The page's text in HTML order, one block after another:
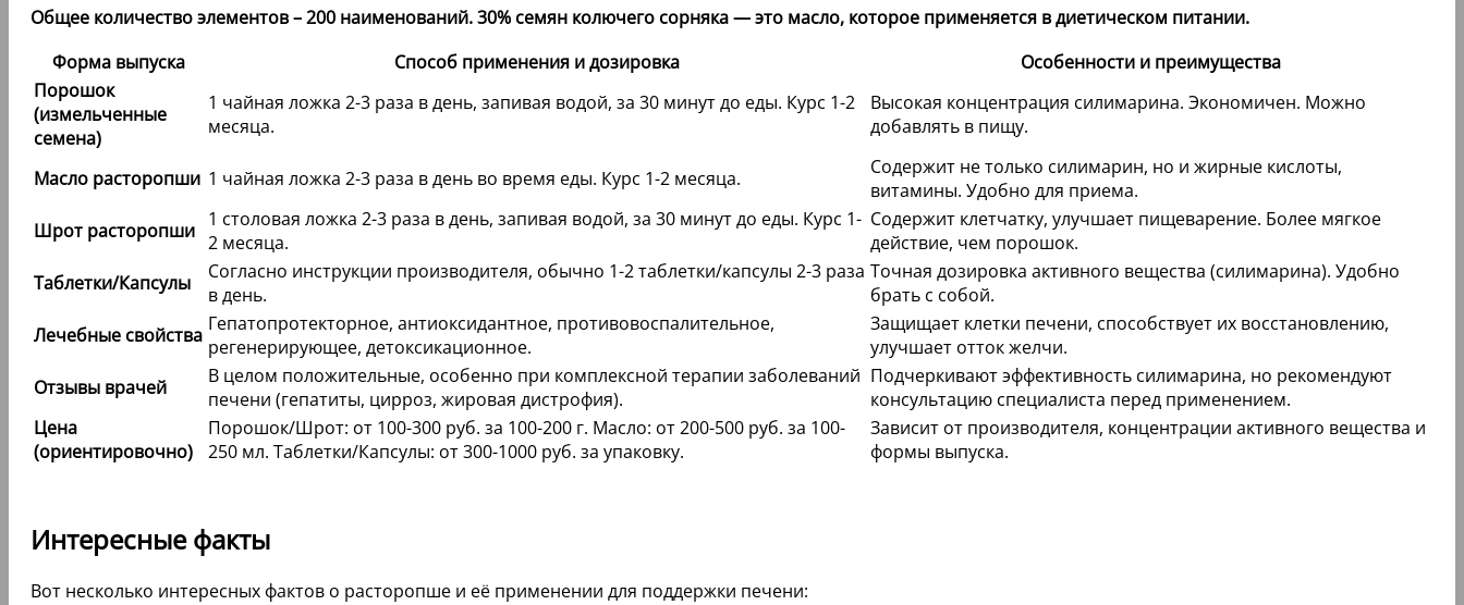
Общее количество элементов – 200 наименований. 30% семян колючего сорняка — это масло, которое применяется в диетическом питании.
Форма выпуска
Способ применения и дозировка
Особенности и преимущества
Порошок
(измельченные
семена)
1 чайная ложка 2-3 раза в день, запивая водой, за 30 минут до еды. Курс 1-2
месяца.
Высокая концентрация силимарина. Экономичен. Можно
добавлять в пищу.
Масло расторопши 1 чайная ложка 2-3 раза в день во время еды. Курс 1-2 месяца.
Содержит не только силимарин, но и жирные кислоты,
витамины. Удобно для приема.
Шрот расторопши 1 столовая ложка 2-3 раза в день, запивая водой, за 30 минут до еды. Курс 1-
2 месяца.
Содержит клетчатку, улучшает пищеварение. Более мягкое
действие, чем порошок.
Таблетки/Капсулы
Согласно инструкции производителя, обычно 1-2 таблетки/капсулы 2-3 раза
в день.
Точная дозировка активного вещества (силимарина). Удобно
брать с собой.
Лечебные свойства Гепатопротекторное, антиоксидантное, противовоспалительное,
регенерирующее, детоксикационное.
Защищает клетки печени, способствует их восстановлению,
улучшает отток желчи.
Отзывы врачей
В целом положительные, особенно при комплексной терапии заболеваний
печени (гепатиты, цирроз, жировая дистрофия).
Подчеркивают эффективность силимарина, но рекомендуют
консультацию специалиста перед применением.
Цена
(ориентировочно)
Порошок/Шрот: от 100-300 руб. за 100-200 г. Масло: от 200-500 руб. за 100-
250 мл. Таблетки/Капсулы: от 300-1000 руб. за упаковку.
Зависит от производителя, концентрации активного вещества и
формы выпуска.
Интересные факты
Вот несколько интересных фактов о расторопше и её применении для поддержки печени: